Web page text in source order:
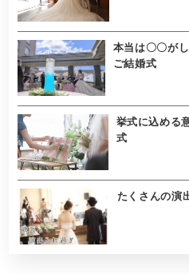
本当は〇〇が
ご結婚式
挙式に込める
式
たくさんの演